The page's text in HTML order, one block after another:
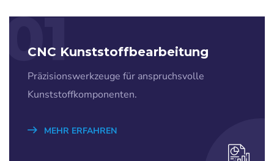
01
CNC Kunststoffbearbeitung
Präzisionswerkzeuge für anspruchsvolle
Kunststoffkomponenten.
MEHR ERFAHREN